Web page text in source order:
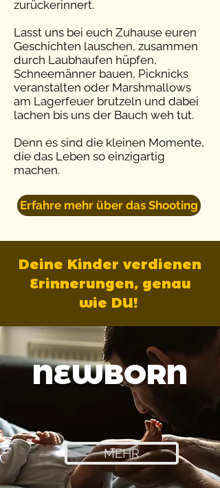
zurückerinnert.
Lasst uns bei euch Zuhause euren
Geschichten lauschen, zusammen
durch Laubhaufen hüpfen,
Schneemänner bauen, Picknicks
veranstalten oder Marshmallows
am Lagerfeuer brutzeln und dabei
lachen bis uns der Bauch weh tut.
Denn es sind die kleinen Momente,
die das Leben so einzigartig
machen.
Erfahre mehr über das Shooting
Deine Kinder verdienen
Erinnerungen, genau
wie DU!
NEWBORN
MEHR